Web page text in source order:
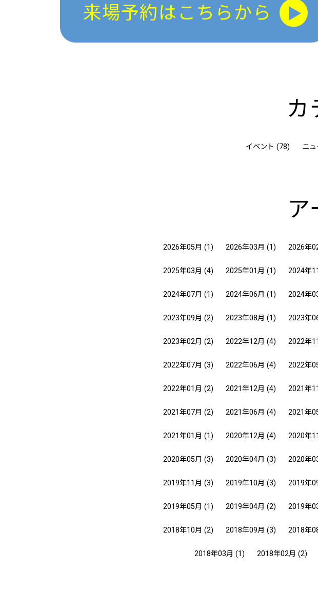
来場予約はこちらから
カ
イベント (78) ニ
ア
2026年05月 (1) 2026年03月 (1) 2026年
2025年03月 (4) 2025年01月 (1) 2024年
2024年07月 (1) 2024年06月 (1) 2024年
2023年09月 (2) 2023年08月 (1) 2023年
2023年02月 (2) 2022年12月 (4) 2022年
2022年07月 (3) 2022年06月 (4) 2022年
2022年01月 (2) 2021年12月 (4) 2021年
2021年07月 (2) 2021年06月 (4) 2021年
2021年01月 (1) 2020年12月 (4) 2020年
2020年05月 (3) 2020年04月 (3) 2020年
2019年11月 (3) 2019年10月 (3) 2019年
2019年05月 (1) 2019年04月 (2) 2019年
2018年10月 (2) 2018年09月 (3) 2018年
2018年03月 (1) 2018年02月 (2)